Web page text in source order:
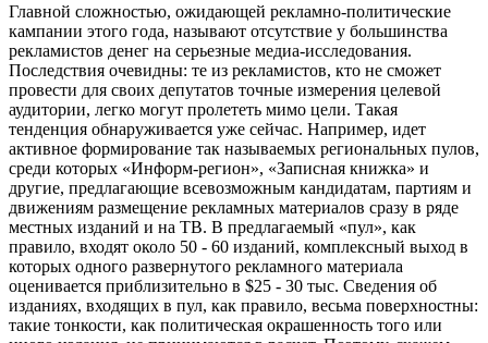
Главной сложностью, ожидающей рекламно-политические
кампании этого года, называют отсутствие у большинства
рекламистов денег на серьезные медиа-исследования.
Последствия очевидны: те из рекламистов, кто не сможет
провести для своих депутатов точные измерения целевой
аудитории, легко могут пролететь мимо цели. Такая
тенденция обнаруживается уже сейчас. Например, идет
активное формирование так называемых региональных пулов,
среди которых «Информ-регион», «Записная книжка» и
другие, предлагающие всевозможным кандидатам, партиям и
движениям размещение рекламных материалов сразу в ряде
местных изданий и на ТВ. В предлагаемый «пул», как
правило, входят около 50 - 60 изданий, комплексный выход в
которых одного развернутого рекламного материала
оценивается приблизительно в $25 - 30 тыс. Сведения об
изданиях, входящих в пул, как правило, весьма поверхностны:
такие тонкости, как политическая окрашенность того или